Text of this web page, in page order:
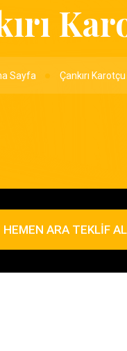
Sayfa Çankırı Karotçu
HEMEN ARA TEKLIF AL